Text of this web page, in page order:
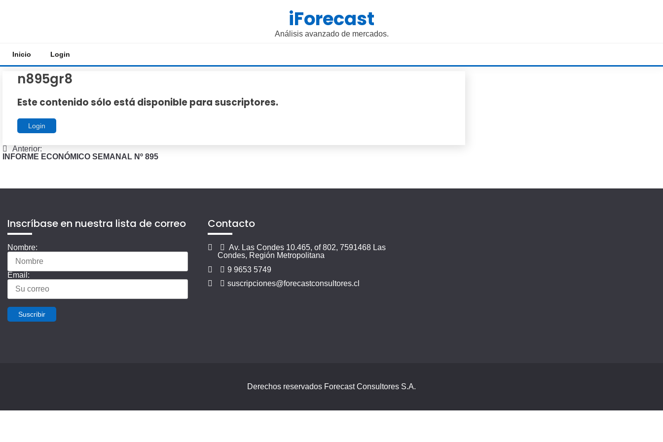
iForecast
Análisis avanzado de mercados.
Inicio Login
n895gr8
Este contenido sólo está disponible para suscriptores.
Login
Navegación
de
Anterior:
INFORME ECONÓMICO SEMANAL Nº 895
Inscríbase en nuestra lista de correo
Nombre:
Email:
Suscribir
Contacto
Av. Las Condes 10.465, of 802, 7591468 Las
Condes, Región Metropolitana
9 9653 5749
suscripciones@forecastconsultores.cl
Derechos reservados Forecast Consultores S.A.